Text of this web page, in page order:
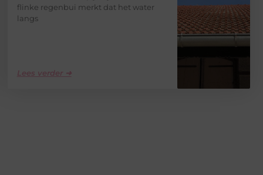
flinke regenbui merkt dat het water
langs
Lees verder ➜